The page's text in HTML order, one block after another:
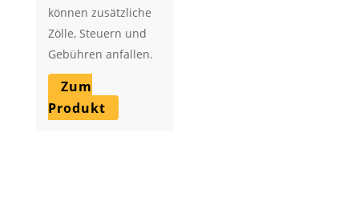
können zusätzliche
Zölle, Steuern und
Gebühren anfallen.
Zum
Produkt